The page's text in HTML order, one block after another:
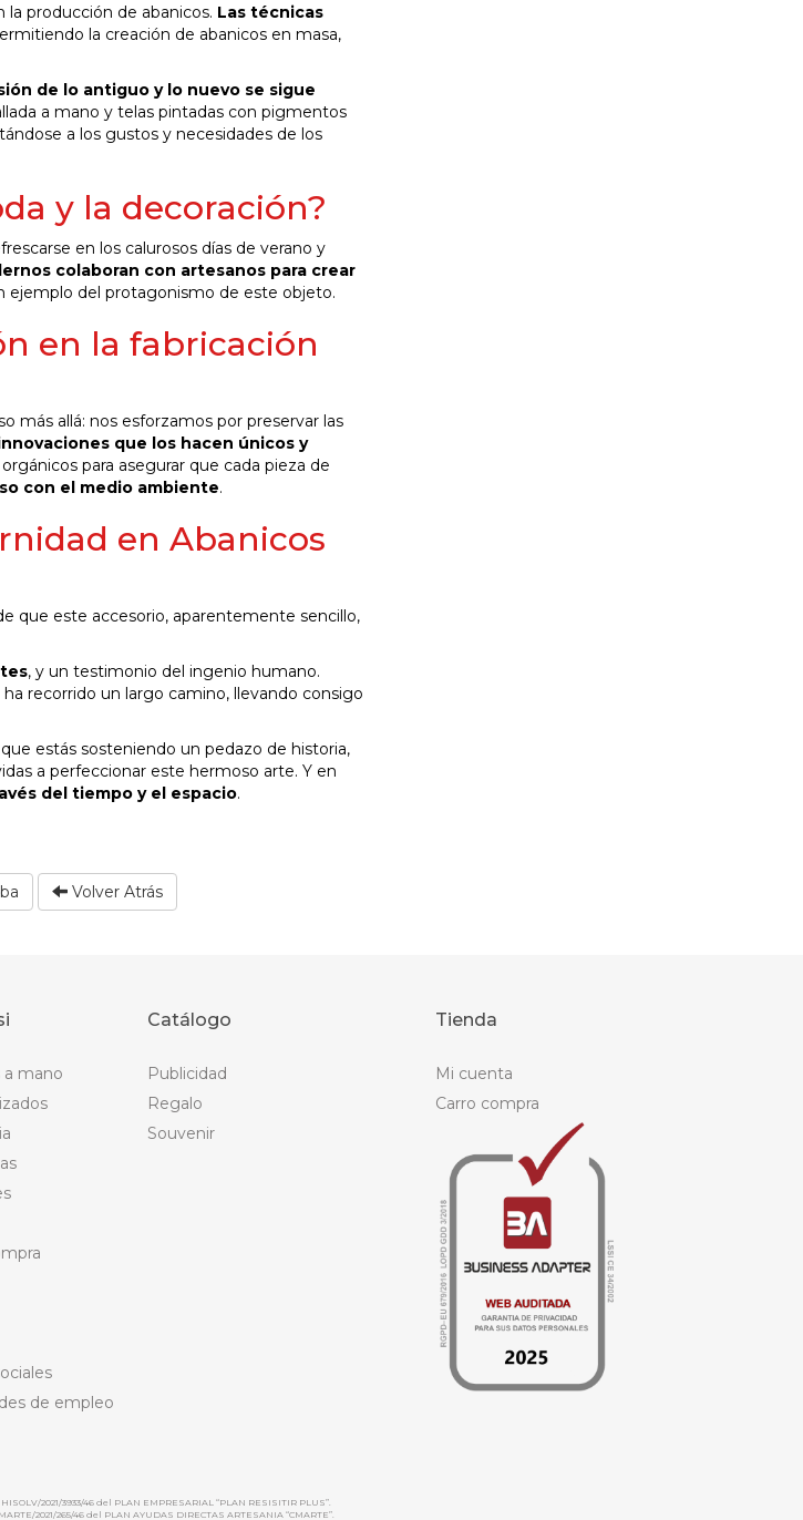
producción de abanicos. Las técnicas
la creación de abanicos en masa,
de lo antiguo y lo nuevo se sigue
a mano y telas pintadas con pigmentos
a los gustos y necesidades de los
y la decoración?
en los calurosos días de verano y
colaboran con artesanos para crear
ejemplo del protagonismo de este objeto.
en la fabricación
más allá: nos esforzamos por preservar las
que los hacen únicos y
para asegurar que cada pieza de
con el medio ambiente.
en Abanicos
que este accesorio, aparentemente sencillo,
, y un testimonio del ingenio humano.
recorrido un largo camino, llevando consigo
estás sosteniendo un pedazo de historia,
a perfeccionar este hermoso arte. Y en
del tiempo y el espacio.
Volver Atrás
a mano
de empleo
Catálogo
Publicidad
Regalo
Souvenir
Tienda
Mi cuenta
Carro compra
2021/3933/46 del PLAN EMPRESARIAL “PLAN RESISITIR PLUS”.
2021/265/46 del PLAN AYUDAS DIRECTAS ARTESANIA “CMARTE”.